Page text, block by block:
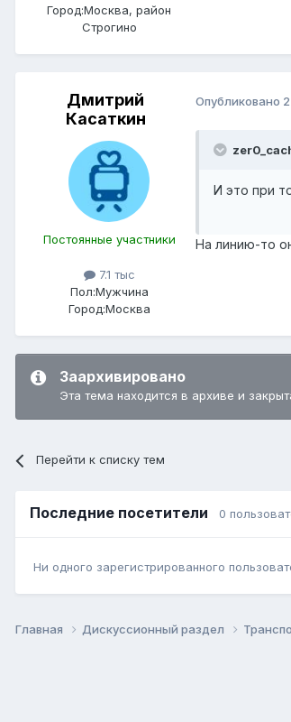
Город:Москва, район
Строгино
Дмитрий
Касаткин
Постоянные участники
7.1 тыс
Пол:Мужчина
Город:Москва
Опубликовано
И это при
На линию-то
Заархивировано
Эта тема находится в архиве и
Перейти к списку тем
Последние посетители 0
Ни одного зарегистрированного
Главная Дискуссионный раздел